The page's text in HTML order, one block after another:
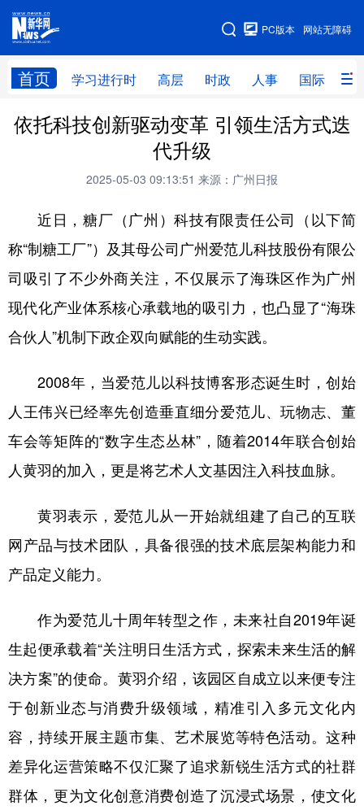
网站无障碍
PC版本
首页 学习进行时 高层 时政 人事 国际 财
网站地图
学习进行时 高层 时政 人事
全球连线
科技 科创 量子 体育
文化 书画 健康 军事
法律 中央文件 金融
乡村振兴 银龄 溯源中国
彩票 娱乐 时尚 悦读
北京 天津 河北 山西
浙江 安徽 福建 江西
山东 河南 湖北 湖南
广东 广西 海南 重庆
四川 贵州 云南 西藏
依托科技创新驱动变革 引领生活方式迭
代升级
2025-05-03 09:13:51 来源：广州日报
近日，糖厂（广州）科技有限责任公司（以下简
称“制糖工厂”）及其母公司广州爱范儿科技股份有限公
司吸引了不少外商关注，不仅展示了海珠区作为广州
现代化产业体系核心承载地的吸引力，也凸显了“海珠
合伙人”机制下政企双向赋能的生动实践。
2008年，当爱范儿以科技博客形态诞生时，创始
人王伟兴已经率先创造垂直细分爱范儿、玩物志、董
车会等矩阵的“数字生态丛林”，随着2014年联合创始
人黄羽的加入，更是将艺术人文基因注入科技血脉。
黄羽表示，爱范儿从一开始就组建了自己的互联
网产品与技术团队，具备很强的技术底层架构能力和
产品定义能力。
作为爱范儿十周年转型之作，未来社自2019年诞
生起便承载着“关注明日生活方式，探索未来生活的解
决方案”的使命。黄羽介绍，该园区自成立以来便专注
于创新业态与消费升级领域，精准引入多元文化内
容，持续开展主题市集、艺术展览等特色活动。这种
差异化运营策略不仅汇聚了追求新锐生活方式的社群
群体，更为文化创意消费创造了沉浸式场景，使文化